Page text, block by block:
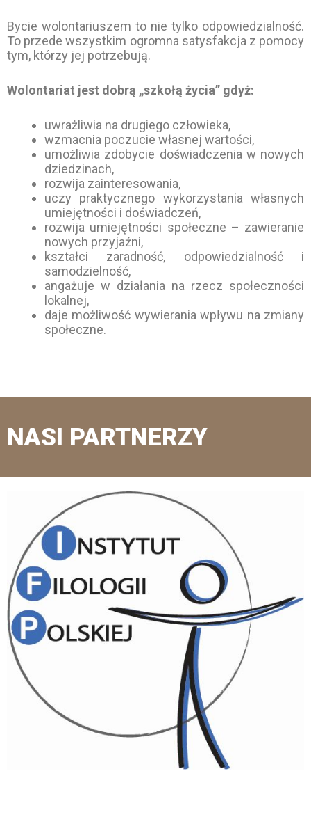
Bycie wolontariuszem to nie tylko odpowiedzialność.
To przede wszystkim ogromna satysfakcja z pomocy
tym, którzy jej potrzebują.
Wolontariat jest dobrą „szkołą życia” gdyż:
uwrażliwia na drugiego człowieka,
wzmacnia poczucie własnej wartości,
umożliwia zdobycie doświadczenia w nowych
dziedzinach,
rozwija zainteresowania,
uczy praktycznego wykorzystania własnych
umiejętności i doświadczeń,
rozwija umiejętności społeczne – zawieranie
nowych przyjaźni,
kształci zaradność, odpowiedzialność i
samodzielność,
angażuje w działania na rzecz społeczności
lokalnej,
daje możliwość wywierania wpływu na zmiany
społeczne.
NASI PARTNERZY